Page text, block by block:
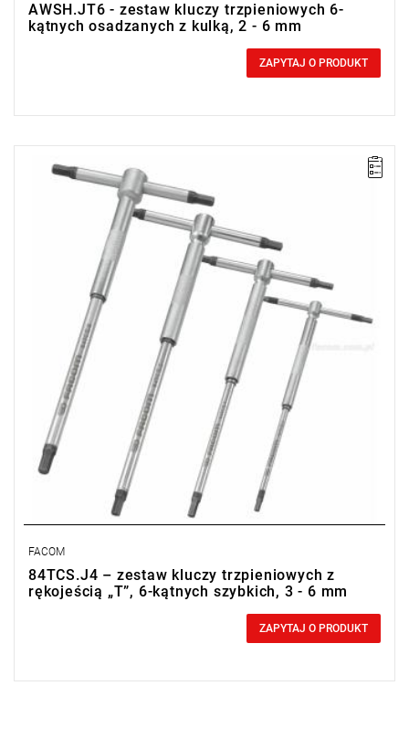
AWSH.JT6 - zestaw kluczy trzpieniowych 6-
kątnych osadzanych z kulką, 2 - 6 mm
ZAPYTAJ O PRODUKT
UWAGA: Produkt wycofany ze sprzedaży przez producenta.
Proponowany zamiennik w zakładce "produkty powiązane".
Zakres zestawu: 3 mm - 6 mm
Ilość elementów w zestawie: 4
FACOM
84TCS.J4 – zestaw kluczy trzpieniowych z
rękojeścią „T”, 6-kątnych szybkich, 3 - 6 mm
ZAPYTAJ O PRODUKT